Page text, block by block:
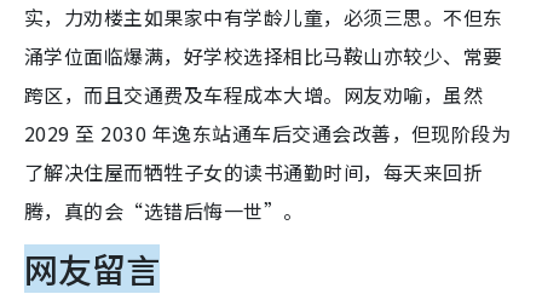
实，力劝楼主如果家中有学龄儿童，必须三思。不但东
涌学位面临爆满，好学校选择相比马鞍山亦较少、常要
跨区，而且交通费及车程成本大增。网友劝喻，虽然
2029 至 2030 年逸东站通车后交通会改善，但现阶段为
了解决住屋而牺牲子女的读书通勤时间，每天来回折
腾，真的会“选错后悔一世”。
网友留言